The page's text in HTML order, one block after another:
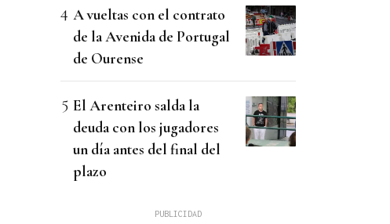
A vueltas con el contrato
de la Avenida de Portugal
de Ourense
El Arenteiro salda la
deuda con los jugadores
un día antes del final del
plazo